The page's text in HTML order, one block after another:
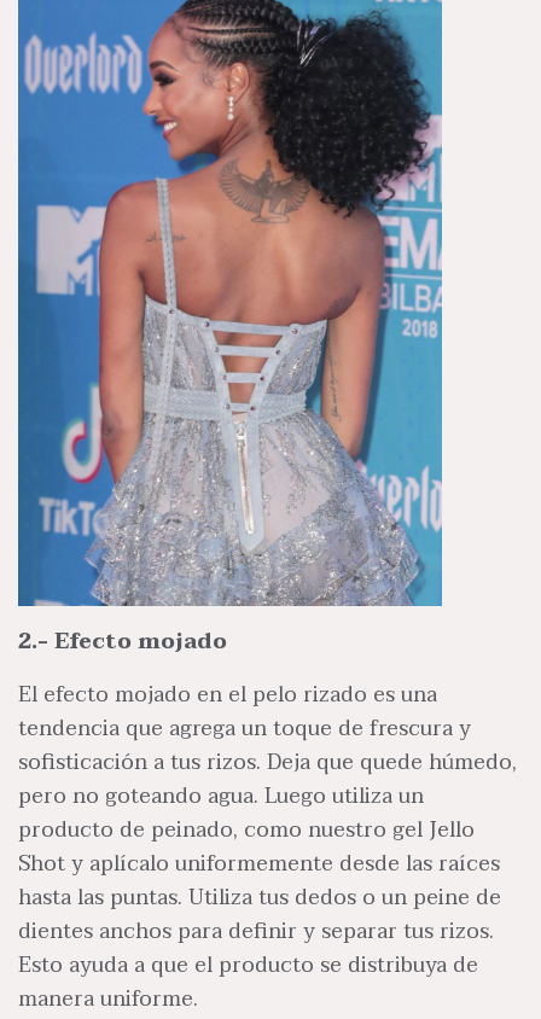
2.- Efecto mojado
El efecto mojado en el pelo rizado es una
tendencia que agrega un toque de frescura y
sofisticación a tus rizos. Deja que quede húmedo,
pero no goteando agua. Luego utiliza un
producto de peinado, como nuestro gel Jello
Shot y aplícalo uniformemente desde las raíces
hasta las puntas. Utiliza tus dedos o un peine de
dientes anchos para definir y separar tus rizos.
Esto ayuda a que el producto se distribuya de
manera uniforme.